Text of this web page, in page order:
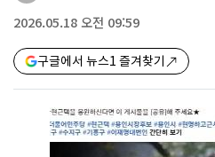
2026.05.18 오전 09:59
구글에서 뉴스1 즐겨찾기